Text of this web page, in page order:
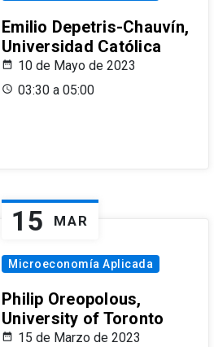
Emilio Depetris-Chauvín,
Universidad Católica
10 de Mayo de 2023
03:30 a 05:00
15 MAR
Microeconomía Aplicada
Philip Oreopolous,
University of Toronto
15 de Marzo de 2023